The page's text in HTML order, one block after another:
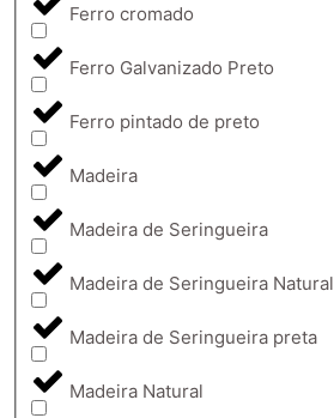
Ferro cromado
Ferro Galvanizado Preto
Ferro pintado de preto
Madeira
Madeira de Seringueira
Madeira de Seringueira Natural
Madeira de Seringueira preta
Madeira Natural